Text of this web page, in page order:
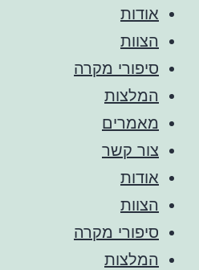
אודות
הצוות
סיפורי מקרה
המלצות
מאמרים
צור קשר
אודות
הצוות
סיפורי מקרה
המלצות